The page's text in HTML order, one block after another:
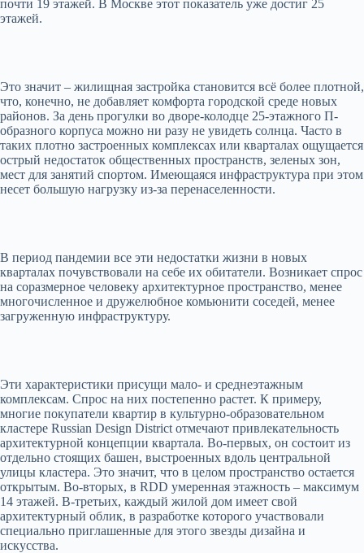
почти 19 этажей. В Москве этот показатель уже достиг 25
этажей.
Это значит – жилищная застройка становится всё более плотной,
что, конечно, не добавляет комфорта городской среде новых
районов. За день прогулки во дворе-колодце 25-этажного П-
образного корпуса можно ни разу не увидеть солнца. Часто в
таких плотно застроенных комплексах или кварталах ощущается
острый недостаток общественных пространств, зеленых зон,
мест для занятий спортом. Имеющаяся инфраструктура при этом
несет большую нагрузку из-за перенаселенности.
В период пандемии все эти недостатки жизни в новых
кварталах почувствовали на себе их обитатели. Возникает спрос
на соразмерное человеку архитектурное пространство, менее
многочисленное и дружелюбное комьюнити соседей, менее
загруженную инфраструктуру.
Эти характеристики присущи мало- и среднеэтажным
комплексам. Спрос на них постепенно растет. К примеру,
многие покупатели квартир в культурно-образовательном
кластере Russian Design District отмечают привлекательность
архитектурной концепции квартала. Во-первых, он состоит из
отдельно стоящих башен, выстроенных вдоль центральной
улицы кластера. Это значит, что в целом пространство остается
открытым. Во-вторых, в RDD умеренная этажность – максимум
14 этажей. В-третьих, каждый жилой дом имеет свой
архитектурный облик, в разработке которого участвовали
специально приглашенные для этого звезды дизайна и
искусства.